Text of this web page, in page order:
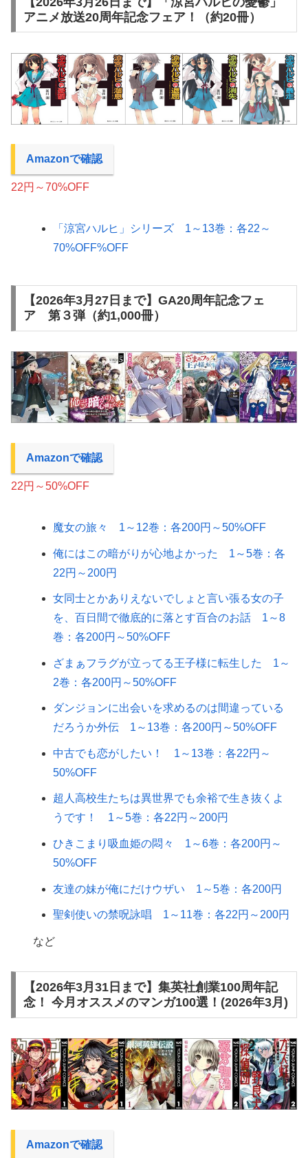
アニメ放送20周年記念フェア！（約20冊）
Amazonで確認
22円～70%OFF
「涼宮ハルヒ」シリーズ 1～13巻：各22～
70%OFF%OFF
【2026年3月27日まで】GA20周年記念フェ
ア 第３弾（約1,000冊）
Amazonで確認
22円～50%OFF
魔女の旅々 1～12巻：各200円～50%OFF
俺にはこの暗がりが心地よかった 1～5巻：各
22円～200円
女同士とかありえないでしょと言い張る女の子
を、百日間で徹底的に落とす百合のお話 1～8
巻：各200円～50%OFF
ざまぁフラグが立ってる王子様に転生した 1～
2巻：各200円～50%OFF
ダンジョンに出会いを求めるのは間違っている
だろうか外伝 1～13巻：各200円～50%OFF
中古でも恋がしたい！ 1～13巻：各22円～
50%OFF
超人高校生たちは異世界でも余裕で生き抜くよ
うです！ 1～5巻：各22円～200円
ひきこまり吸血姫の悶々 1～6巻：各200円～
50%OFF
友達の妹が俺にだけウザい 1～5巻：各200円
聖剣使いの禁呪詠唱 1～11巻：各22円～200円
など
【2026年3月31日まで】集英社創業100周年記
念！ 今月オススメのマンガ100選！(2026年3月)
Amazonで確認